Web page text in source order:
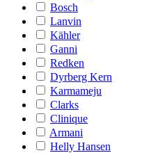
Bosch
Lanvin
Kähler
Ganni
Redken
Dyrberg Kern
Karmameju
Clarks
Clinique
Armani
Helly Hansen